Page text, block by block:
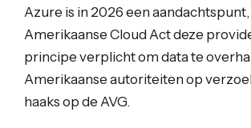
Azure is in 2026 een
Amerikaanse Cloud Act deze
principe verplicht om data te
Amerikaanse autoriteiten op
haaks op de AVG.